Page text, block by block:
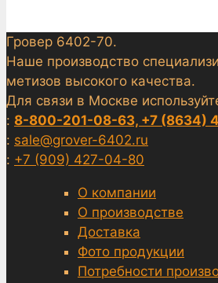
Гровер 6402-70.
Наше производство
метизов высокого качества.
Для связи в Москве
: 8-800-201-08-63, +7 (8634)
: sale@grover-6402.ru
: +7 (909) 427-04-80
О компании
О производстве
Доставка
Фото продукции
Потребности